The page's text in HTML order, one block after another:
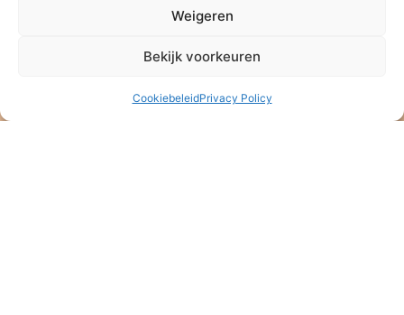
Weigeren
Bekijk voorkeuren
CookiebeleidPrivacy Policy